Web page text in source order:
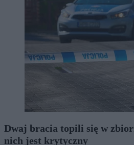
Dwaj bracia topili się w
nich jest krytyczny